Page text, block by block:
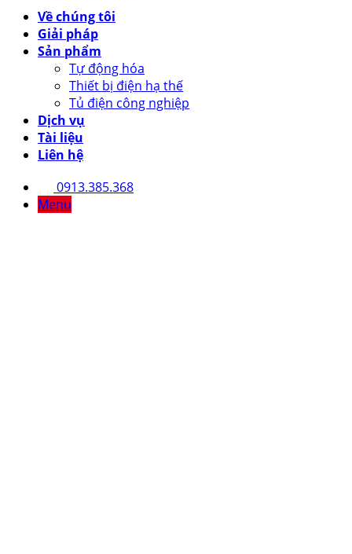
Về chúng tôi
Giải pháp
Sản phẩm
Tự động hóa
Thiết bị điện hạ thế
Tủ điện công nghiệp
Dịch vụ
Tài liệu
Liên hệ
0913.385.368
Menu